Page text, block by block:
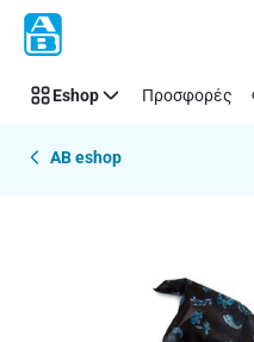
Παράλειψη
Eshop Προσφορές
AB eshop